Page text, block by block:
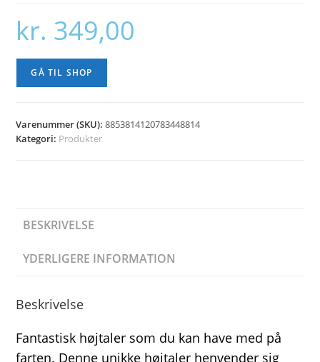
kr. 349,00
GÅ TIL SHOP
Varenummer (SKU):8853814120783448814
Kategori: Produkter
BESKRIVELSE
YDERLIGERE INFORMATION
Beskrivelse
Fantastisk højtaler som du kan have med på
farten. Denne unikke højtaler henvender sig